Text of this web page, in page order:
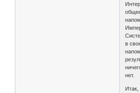
в
нет.